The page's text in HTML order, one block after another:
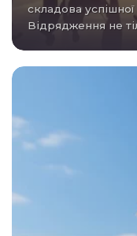
складова успішної
Відрядження не